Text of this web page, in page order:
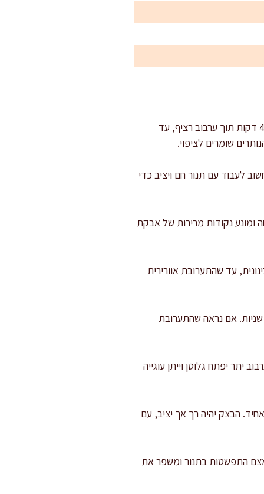
: מחממים מחבת יבשה על אש בינונית. מוסיפים 120 גרם מהשומשום וקולים 2–4 דקות תוך ערבוב רציף, עד
חשוב לעבוד עם תנור חם ויציב כדי
נקודות מרירות של אבקת
ומקציפים 2–3 דקות במהירות בינונית, עד שהתערובת אוורירית
את הביצה ומערבבים עד איחוד. מוסיפים דבש ומערבבים עוד 20–30 שניות. אם נראה שהתערובת
יפתח גלוטן וייתן עוגייה
אחיד. הבצק יהיה רך אך יציב, עם
החמאה, מצמצם התפשטות בתנור ומשפר את